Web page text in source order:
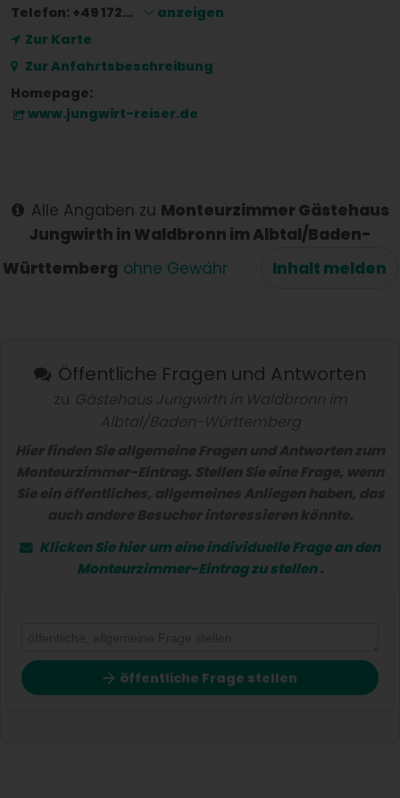
Telefon: +49 172...
anzeigen
Zur Karte
Zur Anfahrtsbeschreibung
Homepage:
www.jungwirt-reiser.de
Alle Angaben zu Monteurzimmer Gästehaus
Jungwirth in Waldbronn im Albtal/Baden-
Württemberg ohne Gewähr Inhalt melden
Öffentliche Fragen und Antworten
zu Gästehaus Jungwirth in Waldbronn im
Albtal/Baden-Württemberg
Hier finden Sie allgemeine Fragen und Antworten zum
Monteurzimmer-Eintrag. Stellen Sie eine Frage, wenn
Sie ein öffentliches, allgemeines Anliegen haben, das
auch andere Besucher interessieren könnte.
Klicken Sie hier um eineindividuelle Fragean den
Monteurzimmer-Eintrag zu stellen.
öffentliche Frage stellen